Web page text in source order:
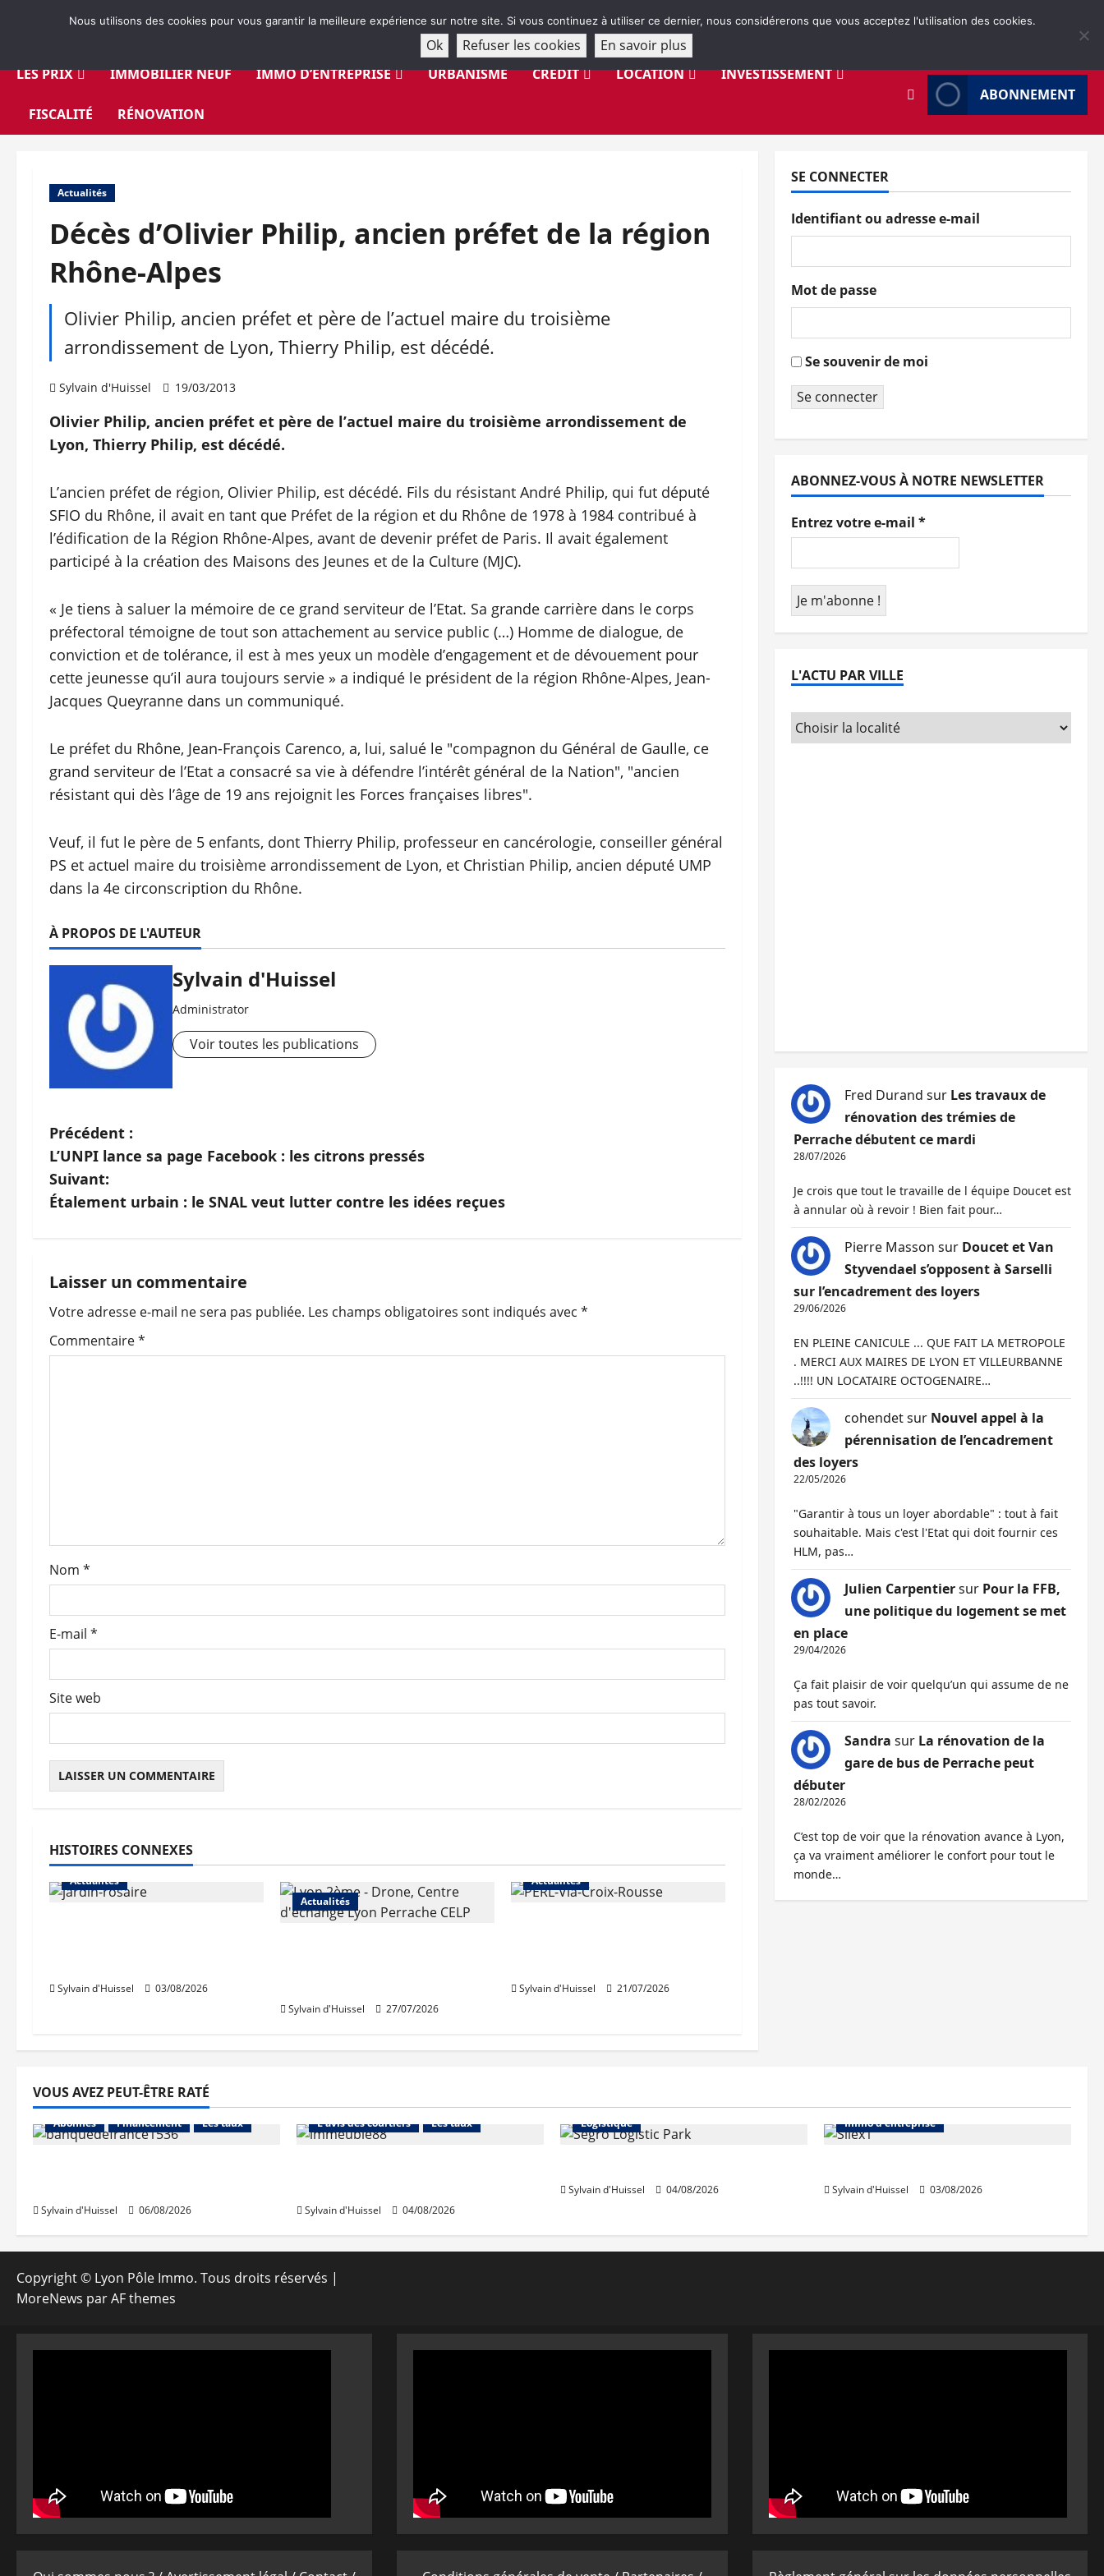
LES PRIX
IMMOBILIER NEUF IMMO D’ENTREPRISE URBANISME CRÉDIT LOCATION INVESTISSEMENT
FISCALITÉ RÉNOVATION
ABONNEMENT
Actualités
Décès d’Olivier Philip, ancien préfet de la région
Rhône-Alpes
Olivier Philip, ancien préfet et père de l’actuel maire du troisième
arrondissement de Lyon, Thierry Philip, est décédé.
Sylvain d'Huissel 19/03/2013
Olivier Philip, ancien préfet et père de l’actuel maire du troisième arrondissement de
Lyon, Thierry Philip, est décédé.
L’ancien préfet de région, Olivier Philip, est décédé. Fils du résistant André Philip, qui fut député
SFIO du Rhône, il avait en tant que Préfet de la région et du Rhône de 1978 à 1984 contribué à
l’édification de la Région Rhône-Alpes, avant de devenir préfet de Paris. Il avait également
participé à la création des Maisons des Jeunes et de la Culture (MJC).
« Je tiens à saluer la mémoire de ce grand serviteur de l’Etat. Sa grande carrière dans le corps
préfectoral témoigne de tout son attachement au service public (…) Homme de dialogue, de
conviction et de tolérance, il est à mes yeux un modèle d’engagement et de dévouement pour
cette jeunesse qu’il aura toujours servie » a indiqué le président de la région Rhône-Alpes, Jean-
Jacques Queyranne dans un communiqué.
Le préfet du Rhône, Jean-François Carenco, a, lui, salué le "compagnon du Général de Gaulle, ce
grand serviteur de l’Etat a consacré sa vie à défendre l’intérêt général de la Nation", "ancien
résistant qui dès l’âge de 19 ans rejoignit les Forces françaises libres".
Veuf, il fut le père de 5 enfants, dont Thierry Philip, professeur en cancérologie, conseiller général
PS et actuel maire du troisième arrondissement de Lyon, et Christian Philip, ancien député UMP
dans la 4e circonscription du Rhône.
À PROPOS DE L'AUTEUR
Sylvain d'Huissel
Administrator
Voir toutes les publications
N
a
v
g
a
t
a
r
t
i
c
l
e
Précédent :
L’UNPI lance sa page Facebook : les citrons pressés
Suivant:
Étalement urbain : le SNAL veut lutter contre les idées reçues
Laisser un commentaire
Votre adresse e-mail ne sera pas publiée. Les champs obligatoires sont indiqués avec *
Commentaire*
Nom *
E-mail *
Site web
HISTOIRES CONNEXES
Actualités
Sylvain d'Huissel 03/08/2026
Actualités
Sylvain d'Huissel 27/07/2026
Actualités
Sylvain d'Huissel 21/07/2026
SE CONNECTER
Identifiant ou adresse e-mail
Mot de passe
Se souvenir de moi
Se connecter
ABONNEZ-VOUS À NOTRE NEWSLETTER
Entrez votre e-mail *
L'ACTU PAR VILLE
Fred Durand sur Les travaux de
rénovation des trémies de
Perrache débutent ce mardi
28/07/2026
Je crois que tout le travaille de l équipe Doucet est
à annular où à revoir ! Bien fait pour…
Pierre Masson sur Doucet et Van
Styvendael s’opposent à Sarselli
sur l’encadrement des loyers
29/06/2026
EN PLEINE CANICULE ... QUE FAIT LA METROPOLE
. MERCI AUX MAIRES DE LYON ET VILLEURBANNE
..!!!! UN LOCATAIRE OCTOGENAIRE…
cohendetsur Nouvel appel à la
pérennisation de l’encadrement
des loyers
22/05/2026
"Garantir à tous un loyer abordable" : tout à fait
souhaitable. Mais c'est l'Etat qui doit fournir ces
HLM, pas…
Julien Carpentiersur Pour la FFB,
une politique du logement se met
en place
29/04/2026
Ça fait plaisir de voir quelqu’un qui assume de ne
pas tout savoir.
Sandra sur La rénovation de la
gare de bus de Perrache peut
débuter
28/02/2026
C’est top de voir que la rénovation avance à Lyon,
ça va vraiment améliorer le confort pour tout le
monde…
VOUS AVEZ PEUT-ÊTRE RATÉ
Abonnés Financement Les taux
Sylvain d'Huissel 06/08/2026
L'avis des courtiers
Les taux
Sylvain d'Huissel 04/08/2026
Logistique
Sylvain d'Huissel 04/08/2026
Immo d'entreprise
Sylvain d'Huissel 03/08/2026
Copyright © Lyon Pôle Immo. Tous droits réservés |
MoreNews par AF themes
Nous utilisons des cookies pour vous garantir la meilleure expérience sur notre site. Si vous continuez à utiliser ce dernier, nous considérerons que vous acceptez l'utilisation des cookies.
Ok Refuser les cookies En savoir plus